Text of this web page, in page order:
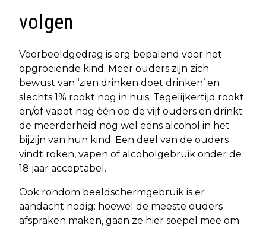
volgen
Voorbeeldgedrag is erg bepalend voor het
opgroeiende kind. Meer ouders zijn zich
bewust van ‘zien drinken doet drinken’ en
slechts 1% rookt nog in huis. Tegelijkertijd rookt
en/of vapet nog één op de vijf ouders en drinkt
de meerderheid nog wel eens alcohol in het
bijzijn van hun kind. Een deel van de ouders
vindt roken, vapen of alcoholgebruik onder de
18 jaar acceptabel.
Ook rondom beeldschermgebruik is er
aandacht nodig: hoewel de meeste ouders
afspraken maken, gaan ze hier soepel mee om.